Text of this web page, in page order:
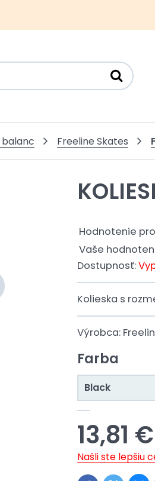
balanc Freeline Skates
Hodnotenie
Vaše
Dostupnosť:
Kolieska s
Výrobca:
Farba
Black
13,81 €
Našli ste lepšiu